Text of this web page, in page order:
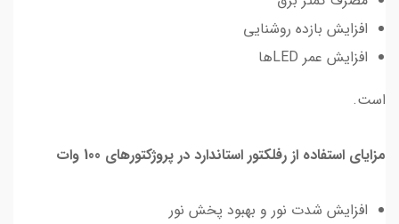
افزایش بازده روشنایی
افزایش عمر LEDها
است.
مزایای استفاده از رفلکتور استاندارد در پروژکتورهای 100 وات
افزایش شدت نور و بهبود پخش نور